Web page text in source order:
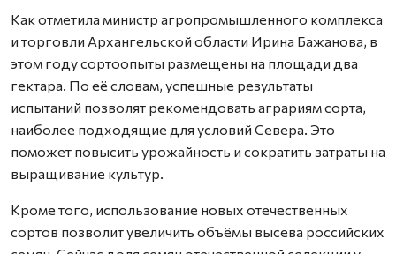
Как отметила министр агропромышленного комплекса
и торговли Архангельской области Ирина Бажанова, в
этом году сортоопыты размещены на площади два
гектара. По её словам, успешные результаты
испытаний позволят рекомендовать аграриям сорта,
наиболее подходящие для условий Севера. Это
поможет повысить урожайность и сократить затраты на
выращивание культур.
Кроме того, использование новых отечественных
сортов позволит увеличить объёмы высева российских